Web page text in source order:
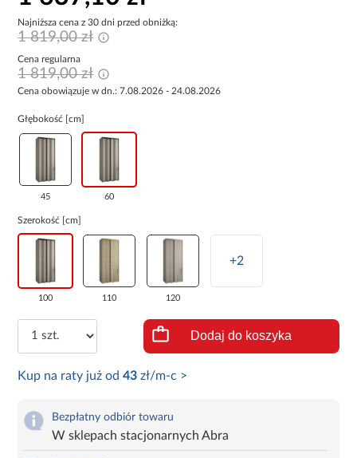
Najniższa cena z 30 dni przed obniżką:
1 819,00 zł
Cena regularna
1 819,00 zł
Cena obowiązuje w dn.: 7.08.2026 - 24.08.2026
Głębokość [cm]
45 60
Szerokość [cm]
100 110 120
+2
Dodaj do koszyka
Kup na raty już od43 zł/m-c >
Bezpłatny odbiór towaru
W sklepach stacjonarnych Abra